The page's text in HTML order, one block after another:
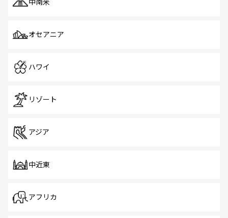
中南米
オセアニア
ハワイ
リゾート
アジア
中近東
アフリカ